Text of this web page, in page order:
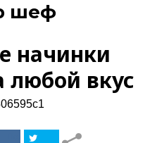
шеф
начинки
любой вкус
Поделиться